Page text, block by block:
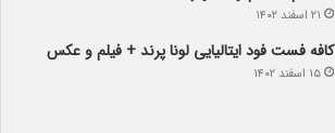
۲۱ اسفند ۱۴۰۲
کافه فست فود ایتالیایی لونا پرند + فیلم و عکس
۱۵ اسفند ۱۴۰۲